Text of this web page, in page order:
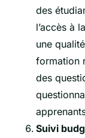
des
l’accès à
une
formation
des
Suivi